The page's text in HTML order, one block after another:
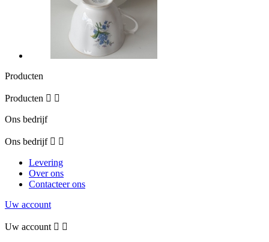
Producten
Producten  
Ons bedrijf
Ons bedrijf  
Levering
Over ons
Contacteer ons
Uw account
Uw account  